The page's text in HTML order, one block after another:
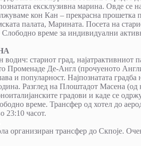
ексклузивна марина. Овде се
кон Кан – прекрасна прошетка
палата, Марината. Посета на
Слободно време за индивидуални
стариот град, најатрактивниот
Променаде Де-Англ (прочуеното
и популарност. Најпознатата
Разглед на Плоштадот Масена (од
градови и каде се
време. Трансфер од хотел до
23:10 часот.
организиран трансфер до Скпоје.